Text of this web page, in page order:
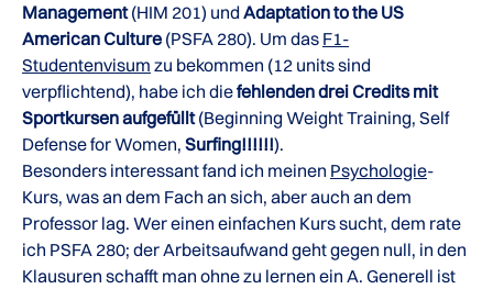
Management(HIM 201) und Adaptation to the US
American Culture (PSFA 280). Um das F1-
Studentenvisum zu bekommen (12 units sind
verpflichtend), habe ich diefehlenden drei Credits mit
Sportkursen aufgefüllt(Beginning Weight Training, Self
Defense for Women, Surfing!!!!!!).
Besonders interessant fand ich meinen Psychologie-
Kurs, was an dem Fach an sich, aber auch an dem
Professor lag. Wer einen einfachen Kurs sucht, dem rate
ich PSFA 280; der Arbeitsaufwand geht gegen null, in den
Klausuren schafft man ohne zu lernen ein A. Generell ist